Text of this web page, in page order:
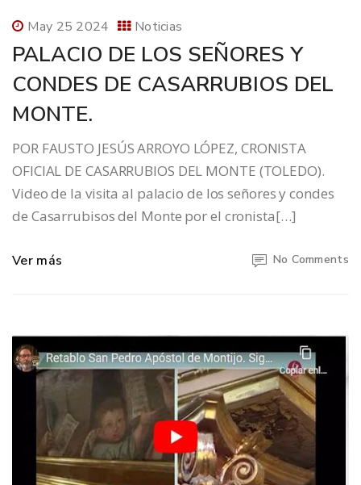
May 25 2024 Noticias
PALACIO DE LOS SEÑORES Y
CONDES DE CASARRUBIOS DEL
MONTE.
POR FAUSTO JESÚS ARROYO LÓPEZ, CRONISTA
OFICIAL DE CASARRUBIOS DEL MONTE (TOLEDO).
Video de la visita al palacio de los señores y condes
de Casarrubisos del Monte por el cronista[…]
Ver más No Comments